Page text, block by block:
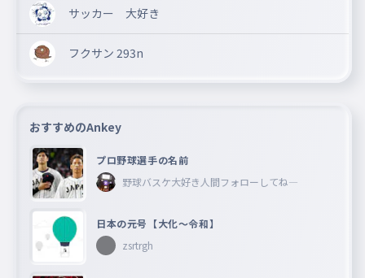
055
あァ百害あって一利ナシNothing N
ot see
あァひゃくがいあっていちりナシnothing not see
056
057
I miss youって近付いた結末は凡ミ
ス凡ミス
i miss youってちかづいたけつまつはぼんミスぼんミス
センキュー反面教師
サッカー 大好き
フクサン 293n
おすすめのAnkey
プロ野球選手の名前
野球バスケ大好き人間フォローしてね―
日本の元号【大化〜令和】
zsrtrgh